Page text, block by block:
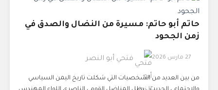
حاتم أبو حاتم: مسيرة من النضال والصدق في
زمن الجحود
27 مارس 2026 فتحي أبو النصر
من بين العديد من الشخصيات التي شكلت تاريخ اليمن السياسي